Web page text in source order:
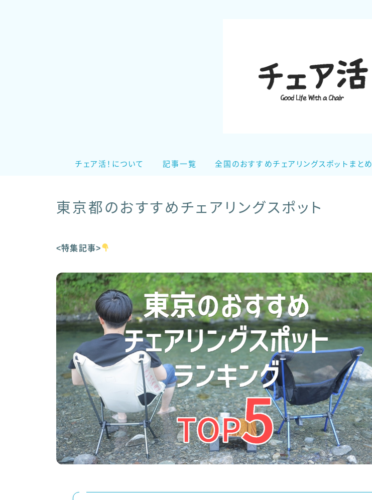
チェア活！について 記事一覧 全国のおすすめチェアリングスポットまとめ
チェア活！について
め
東京都のおすすめチェアリングスポット
<特集記事>